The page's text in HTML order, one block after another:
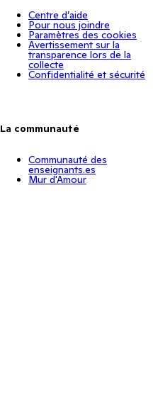
Centre d’aide
Pour nous joindre
Paramètres des cookies
Avertissement sur la
transparence lors de la
collecte
Confidentialité et sécurité
La communauté
Communauté des
enseignants.es
Mur d'Amour